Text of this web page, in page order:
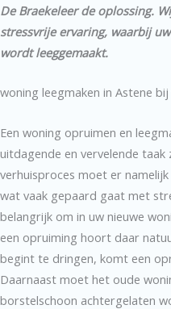
De Braekeleer de oplossing.
stressvrije ervaring, waarbij
wordt leeggemaakt.
woning leegmaken in Astene
Een woning opruimen en
uitdagende en vervelende
verhuisproces moet er
wat vaak gepaard gaat met
belangrijk om in uw nieuwe
een opruiming hoort daar
begint te dringen, komt een
Daarnaast moet het oude
borstelschoon achtergelaten